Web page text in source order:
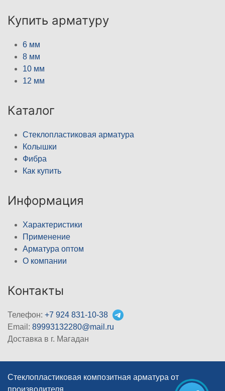
Купить арматуру
6 мм
8 мм
10 мм
12 мм
Каталог
Стеклопластиковая арматура
Колышки
Фибра
Как купить
Информация
Характеристики
Применение
Арматура оптом
О компании
Контакты
Телефон: +7 924 831-10-38
Email: 89993132280@mail.ru
Доставка в г. Магадан
Стеклопластиковая композитная арматура от
производителя